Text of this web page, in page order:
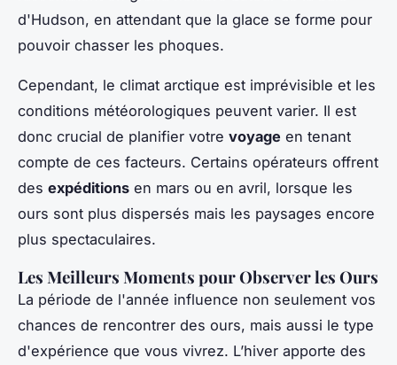
d'Hudson, en attendant que la glace se forme pour
pouvoir chasser les phoques.
Cependant, le climat arctique est imprévisible et les
conditions météorologiques peuvent varier. Il est
donc crucial de planifier votre voyage en tenant
compte de ces facteurs. Certains opérateurs offrent
des expéditions en mars ou en avril, lorsque les
ours sont plus dispersés mais les paysages encore
plus spectaculaires.
Les Meilleurs Moments pour Observer les Ours
La période de l'année influence non seulement vos
chances de rencontrer des ours, mais aussi le type
d'expérience que vous vivrez. L’hiver apporte des